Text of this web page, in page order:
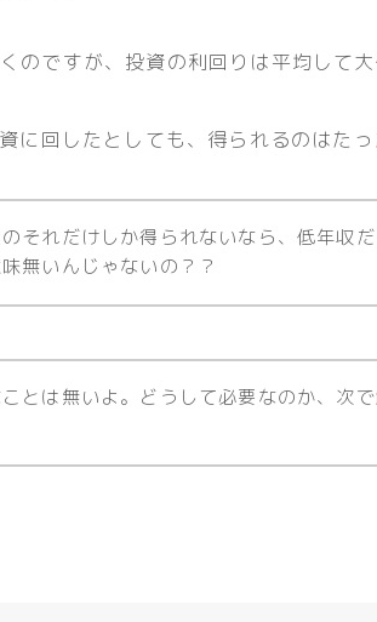
のですが、投資の利回りは平均して
に回したとしても、得られるのはたっ
それだけしか得られないなら、低年収
無いんじゃないの？？
とは無いよ。どうして必要なのか、次